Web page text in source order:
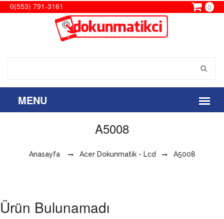
0(553) 791-3161 0
A5008
Anasayfa Acer Dokunmatik - Lcd A5008
Ürün Bulunamadı